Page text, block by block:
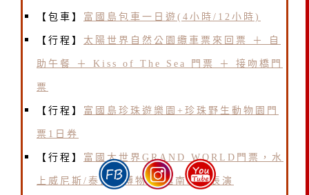
【包車】 富國島包車一日遊(4小時/12小時)
【行程】 太陽世界自然公園纜車票來回票 ＋ 自
助午餐 ＋ Kiss of The Sea 門票 ＋ 接吻橋門
票
【行程】 富國島珍珠遊樂園+珍珠野生動物園門
票1日券
【行程】 富國大世界GRAND WORLD門票，水
上威尼斯/泰迪熊博物館/越南精華表演